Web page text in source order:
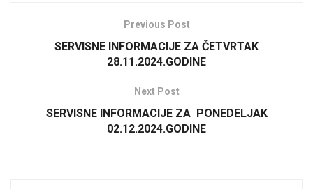
Previous Post
SERVISNE INFORMACIJE ZA ČETVRTAK
28.11.2024.GODINE
Next Post
SERVISNE INFORMACIJE ZA PONEDELJAK
02.12.2024.GODINE